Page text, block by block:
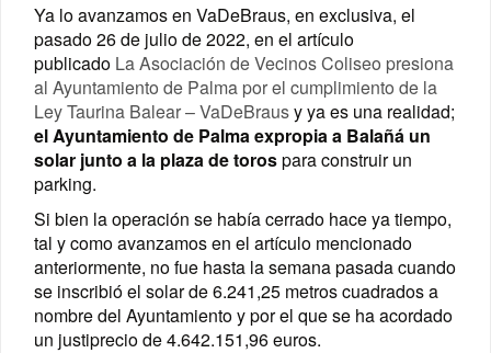
Ya lo avanzamos en VaDeBraus, en exclusiva, el
pasado 26 de julio de 2022, en el artículo
publicado La Asociación de Vecinos Coliseo presiona
al Ayuntamiento de Palma por el cumplimiento de la
Ley Taurina Balear – VaDeBrausy ya es una realidad;
elAyuntamiento de Palma expropia a Balañá un
solar junto a la plaza de torospara construir un
parking.
Si bien la operación se había cerrado hace ya tiempo,
tal y como avanzamos en el artículo mencionado
anteriormente, no fue hasta la semana pasada cuando
se inscribió el solar de 6.241,25 metros cuadrados a
nombre del Ayuntamiento y por el que se ha acordado
un justiprecio de 4.642.151,96 euros.